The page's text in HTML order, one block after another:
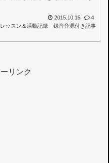
2015.10.15
4
ッスン＆活動記録
録音音源付き記事
リンク